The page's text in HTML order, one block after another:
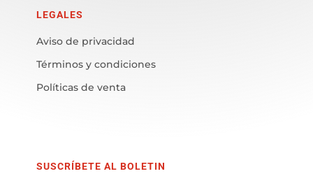
LEGALES
Aviso de privacidad
Términos y condiciones
Políticas de venta
SUSCRÍBETE AL BOLETIN